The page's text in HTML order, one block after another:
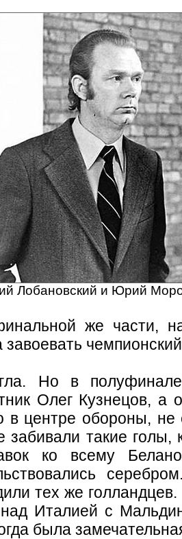
Лобановский и Юрий
же части,
завоевать
Но в полуфинале
Олег Кузнецов, а
в центре обороны,
забивали такие голы,
ко всему
тех же
Италией с
была